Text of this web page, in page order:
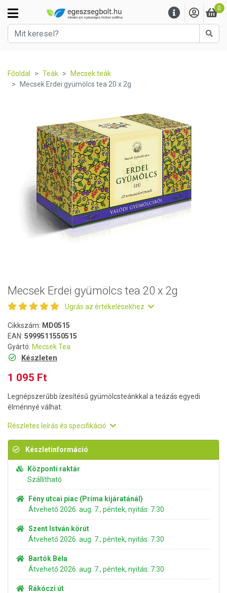
0
Főoldal Teák
Mecsek teák
Mecsek Erdei gyümölcs tea 20 x 2g
Mecsek Erdei gyümölcs tea 20 x 2g
Ugrás az értékelésekhez
Cikkszám: MD0515
EAN: 5999511550515
Gyártó: Mecsek Tea
Készleten
1 095 Ft
Legnépszerűbb ízesítésű gyümölcsteánkkal a teázás egyedi
élménnyé válhat.
Részletes leírás és specifikáció
Készletinformáció
Központi raktár
Szállítható
Fény utcai piac (Príma kijáratánál)
Átvehető 2026. aug. 7., péntek, nyitás: 7:30
Szent István körút
Átvehető 2026. aug. 7., péntek, nyitás: 7:30
Bartók Béla
Átvehető 2026. aug. 7., péntek, nyitás: 7:30
Rákóczi út